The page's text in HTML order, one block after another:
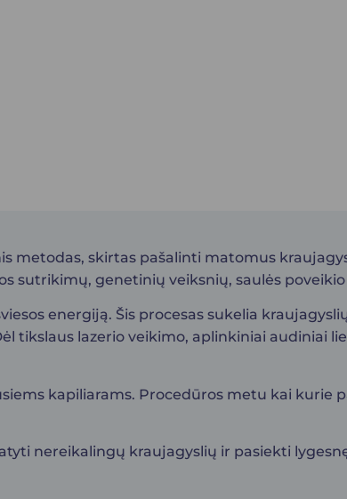
metodas, skirtas pašalinti matomus
sutrikimų, genetinių veiksnių, saulės
energiją. Šis procesas sukelia
tikslaus lazerio veikimo, aplinkiniai audiniai
kapiliarams. Procedūros metu kai kurie
nereikalingų kraujagyslių ir pasiekti